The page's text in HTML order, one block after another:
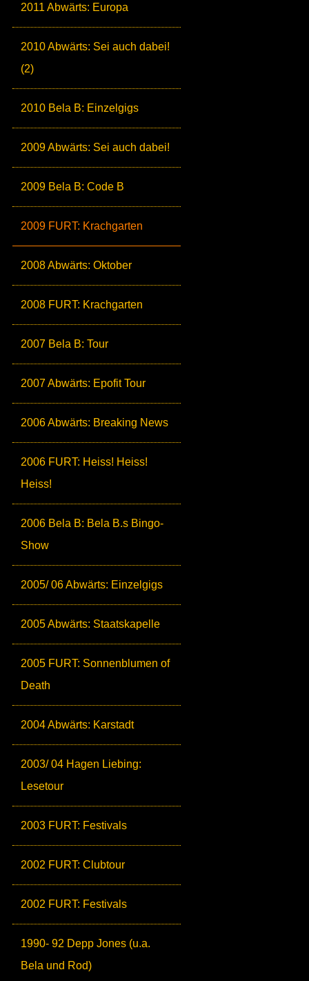
2011 Abwärts: Europa
2010 Abwärts: Sei auch dabei!
(2)
2010 Bela B: Einzelgigs
2009 Abwärts: Sei auch dabei!
2009 Bela B: Code B
2009 FURT: Krachgarten
2008 Abwärts: Oktober
2008 FURT: Krachgarten
2007 Bela B: Tour
2007 Abwärts: Epofit Tour
2006 Abwärts: Breaking News
2006 FURT: Heiss! Heiss!
Heiss!
2006 Bela B: Bela B.s Bingo-
Show
2005/ 06 Abwärts: Einzelgigs
2005 Abwärts: Staatskapelle
2005 FURT: Sonnenblumen of
Death
2004 Abwärts: Karstadt
2003/ 04 Hagen Liebing:
Lesetour
2003 FURT: Festivals
2002 FURT: Clubtour
2002 FURT: Festivals
1990- 92 Depp Jones (u.a.
Bela und Rod)